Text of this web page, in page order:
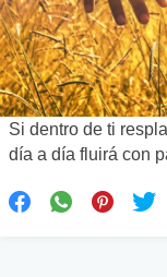
Si dentro de ti
día a día fluirá con